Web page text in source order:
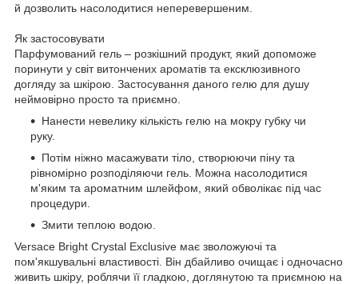
й дозволить насолодитися неперевершеним.
Як застосовувати
Парфумований гель – розкішний продукт, який допоможе
поринути у світ витончених ароматів та ексклюзивного
догляду за шкірою. Застосування даного гелю для душу
неймовірно просто та приємно.
Нанести невелику кількість гелю на мокру губку чи
руку.
Потім ніжно масажувати тіло, створюючи піну та
рівномірно розподіляючи гель. Можна насолодитися
м'яким та ароматним шлейфом, який обволікає під час
процедури.
Змити теплою водою.
Versace Bright Crystal Exclusive має зволожуючі та
пом'якшувальні властивості. Він дбайливо очищає і одночасно
живить шкіру, роблячи її гладкою, доглянутою та приємною на